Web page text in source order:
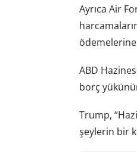
Ayrıca Air
ödemelerine
ABD
borç
Trump,
şeylerin bir